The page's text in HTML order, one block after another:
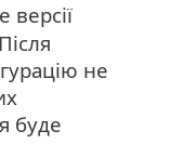
версії
не
буде